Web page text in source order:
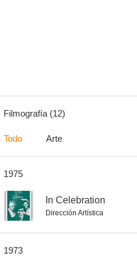
Filmografía (12)
Todo Arte
1975
-- In Celebration
Dirección Artística
1973